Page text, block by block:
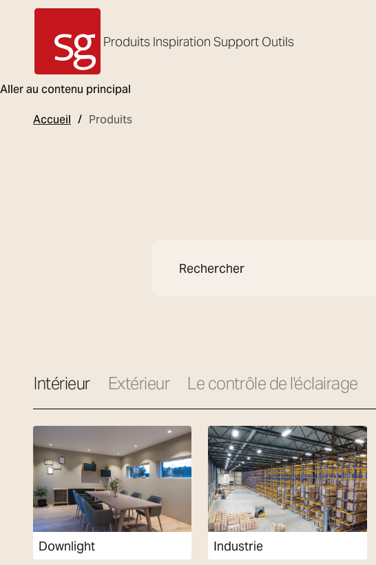
Aller au contenu principal
SG Armaturen
Produits Inspiration Support Outils
Accueil Produits
Catégories
Intérieur Extérieur Le contrôle de l'éclairage
Downlight Industrie